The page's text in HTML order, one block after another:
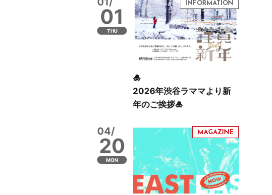
01
THU
🎍
2026年渋谷ラママより新
年のご挨拶🎍
04/
20
MON